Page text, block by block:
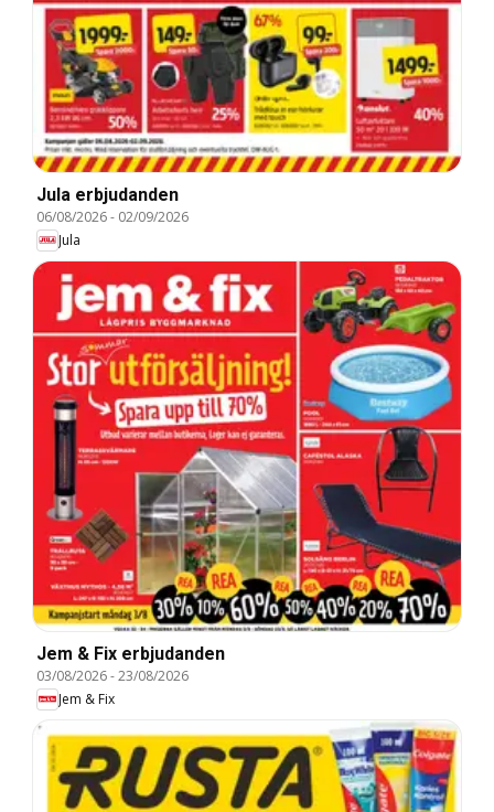
Jula erbjudanden
06/08/2026- 02/09/2026
Jula
Jem & Fix erbjudanden
03/08/2026-23/08/2026
Jem & Fix